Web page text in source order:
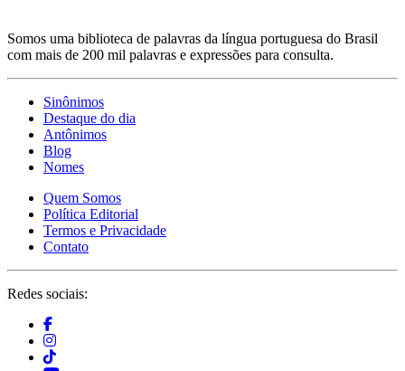
Somos uma biblioteca de palavras da língua portuguesa do Brasil
com mais de 200 mil palavras e expressões para consulta.
Sinônimos
Destaque do dia
Antônimos
Blog
Nomes
Quem Somos
Política Editorial
Termos e Privacidade
Contato
Redes sociais: